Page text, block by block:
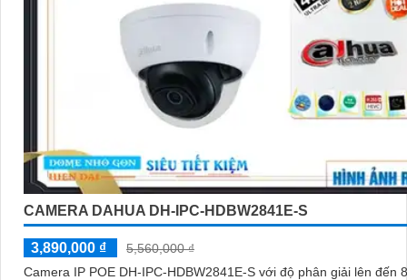
CAMERA DAHUA DH-IPC-HDBW2841E-S
3,890,000 ₫
5,560,000 ₫
Camera IP POE DH-IPC-HDBW2841E-S với độ phân giải lên đến